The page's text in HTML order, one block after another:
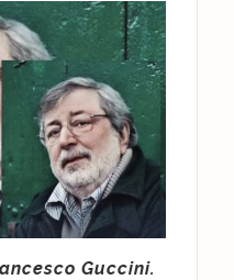
Guccini.